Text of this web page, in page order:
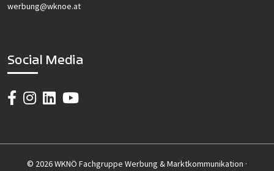
werbung@wknoe.at
Social Media
© 2026 WKNÖ Fachgruppe Werbung & Marktkommunikation ·